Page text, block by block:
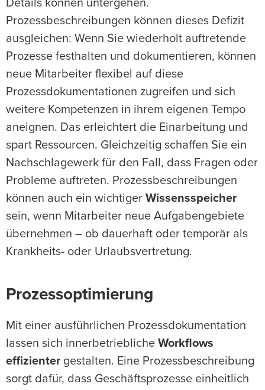
Details können untergehen.
Prozessbeschreibungen können dieses Defizit
ausgleichen: Wenn Sie wiederholt auftretende
Prozesse festhalten und dokumentieren, können
neue Mitarbeiter flexibel auf diese
Prozessdokumentationen zugreifen und sich
weitere Kompetenzen in ihrem eigenen Tempo
aneignen. Das erleichtert die Einarbeitung und
spart Ressourcen. Gleichzeitig schaffen Sie ein
Nachschlagewerk für den Fall, dass Fragen oder
Probleme auftreten. Prozessbeschreibungen
können auch ein wichtiger Wissensspeicher
sein, wenn Mitarbeiter neue Aufgabengebiete
übernehmen – ob dauerhaft oder temporär als
Krankheits- oder Urlaubsvertretung.
Prozessoptimierung
Mit einer ausführlichen Prozessdokumentation
lassen sich innerbetriebliche Workflows
effizienter gestalten. Eine Prozessbeschreibung
sorgt dafür, dass Geschäftsprozesse einheitlich